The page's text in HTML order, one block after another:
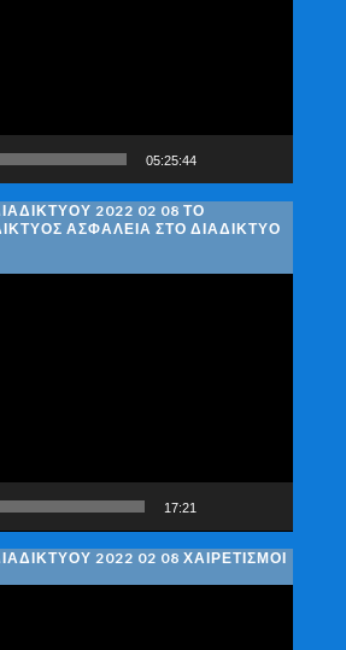
05:25:44
2022 02 08 ΤΟ
ΑΣΦΆΛΕΙΑ ΣΤΟ ΔΙΑΔΊΚΤΥΟ
17:21
2022 02 08 ΧΑΙΡΕΤΙΣΜΟΊ